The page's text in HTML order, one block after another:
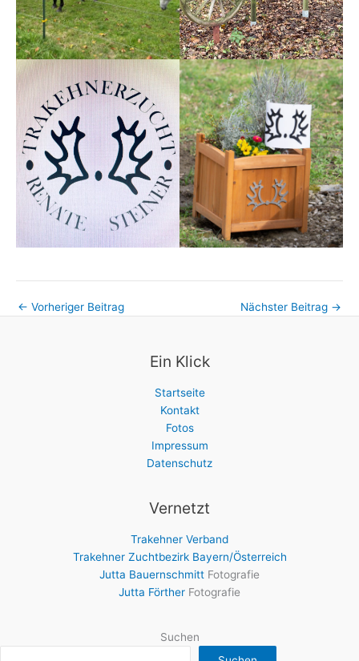
← Vorheriger Beitrag Nächster Beitrag →
Ein Klick
Startseite
Kontakt
Fotos
Impressum
Datenschutz
Vernetzt
Trakehner Verband
Trakehner Zuchtbezirk Bayern/Österreich
Jutta Bauernschmitt Fotografie
Jutta Förther Fotografie
Suchen